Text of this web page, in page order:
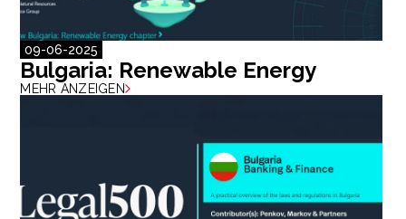
09-06-2025
Bulgaria: Renewable Energy
MEHR ANZEIGEN